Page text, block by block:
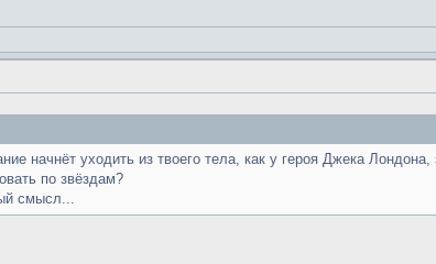
начнёт уходить из твоего тела, как у героя Джека
по звёздам?
смысл...